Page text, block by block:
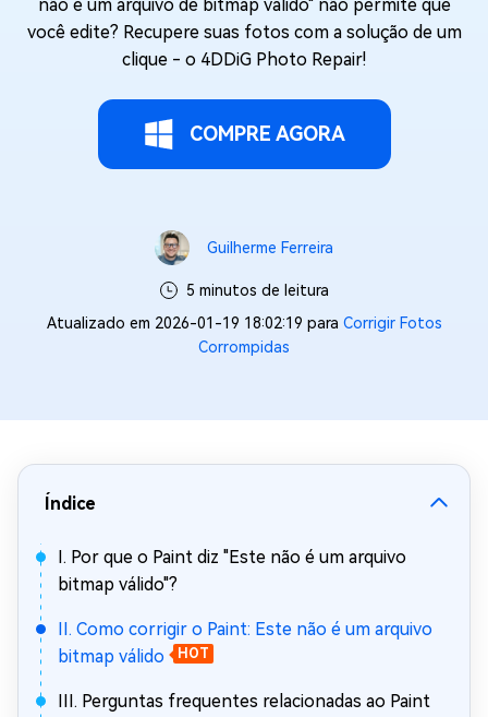
não é um arquivo de bitmap válido" não permite que
você edite? Recupere suas fotos com a solução de um
clique - o 4DDiG Photo Repair!
COMPRE AGORA
Guilherme Ferreira
5 minutos de leitura
Atualizado em 2026-01-19 18:02:19 para Corrigir Fotos
Corrompidas
Índice
I. Por que o Paint diz "Este não é um arquivo
bitmap válido"?
II. Como corrigir o Paint: Este não é um arquivo
bitmap válido
HOT
III. Perguntas frequentes relacionadas ao Paint